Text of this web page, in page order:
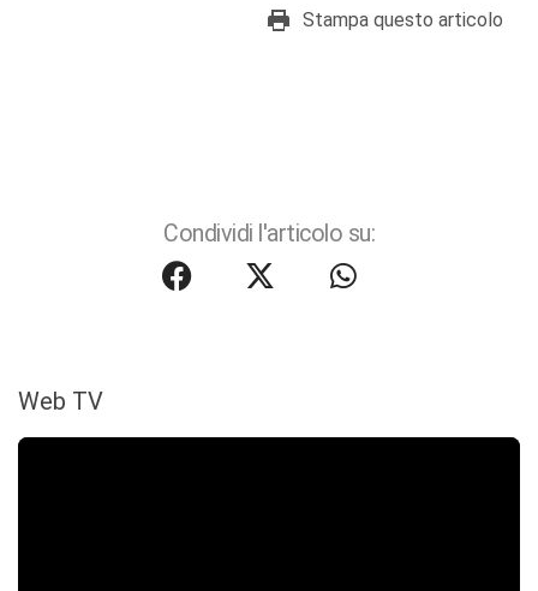
Stampa questo articolo
Condividi l'articolo su:
Web TV